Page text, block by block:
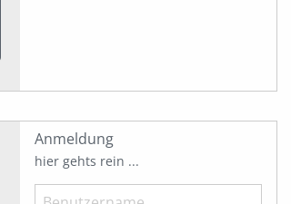
Anmeldung
hier gehts rein ...